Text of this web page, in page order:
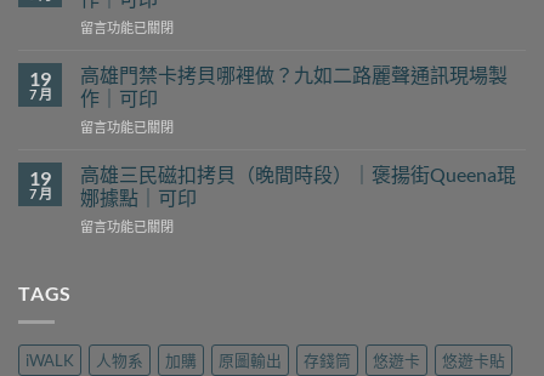
扣
拷
哪
裡
找？
新
花
予
坊
在
鎮
磁
扣
拷
哪
裡
找？
瑞
留言功能已關閉
19
7 月
高雄門禁卡拷貝哪裡做？九如二路麗聲通訊現場製
作｜可印
在
雄
門
禁
卡
九
如
留言功能已關閉
19
7 月
高雄三民磁扣拷貝（晚間時段）｜褒揚街Queena琨
娜據點｜可印
在
扣
留言功能已關閉
TAGS
iWALK 人物系 加購 原圖輸出 存錢筒 悠遊卡 悠遊卡貼